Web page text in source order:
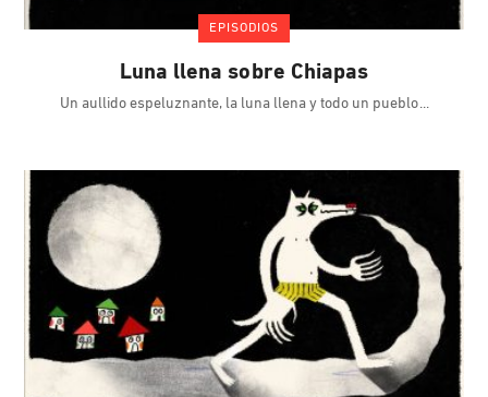
EPISODIOS
Luna llena sobre Chiapas
Un aullido espeluznante, la luna llena y todo un pueblo